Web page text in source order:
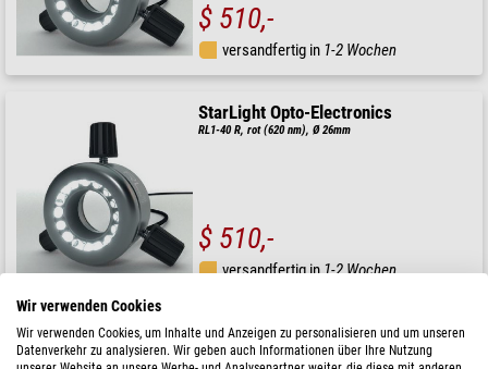
$ 510,-
versandfertig in 1-2 Wochen
StarLight Opto-Electronics
RL1-40 R, rot (620 nm), Ø 26mm
$ 510,-
versandfertig in1-2 Wochen
StarLight Opto-Electronics
RL1-40 G, grün (540 nm), Ø 26mm
Wir verwenden Cookies
Wir verwenden Cookies, um Inhalte und Anzeigen zu personalisieren und um unseren
Datenverkehr zu analysieren. Wir geben auch Informationen über Ihre Nutzung